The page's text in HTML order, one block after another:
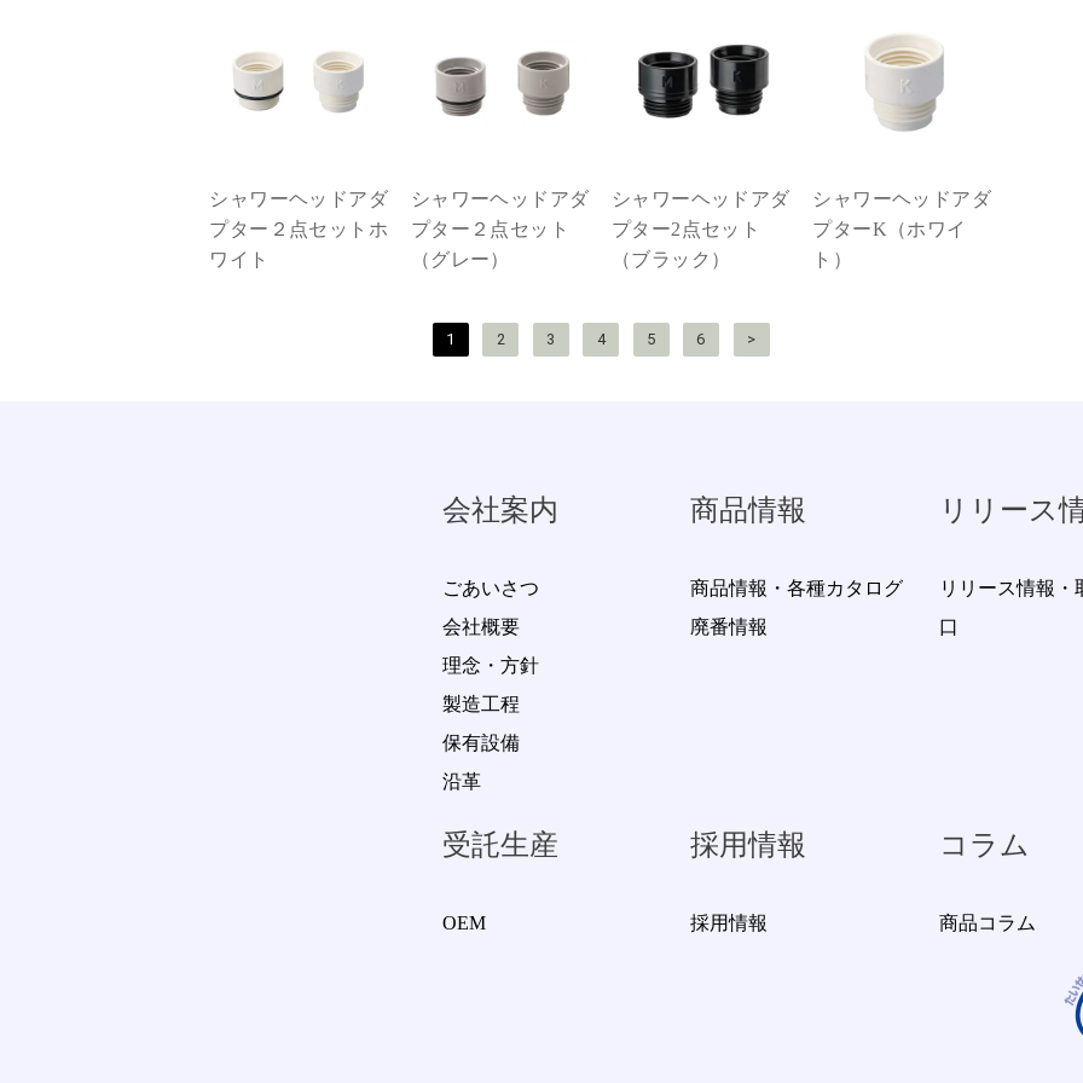
シャワーヘッドアダ
プター２点セットホ
ワイト
シャワーヘッドアダ
プター２点セット
（グレー）
シャワーヘッドアダ
プター2点セット
（ブラック）
シャワーヘッドアダ
プターK（ホワイ
ト）
1 2 3 4 5 6 >
会社案内
ごあいさつ
会社概要
理念・方針
製造工程
保有設備
沿革
商品情報
商品情報・各種カタログ
廃番情報
リリース
リリース情報・
口
受託生産
OEM
採用情報
採用情報
コラム
商品コラム